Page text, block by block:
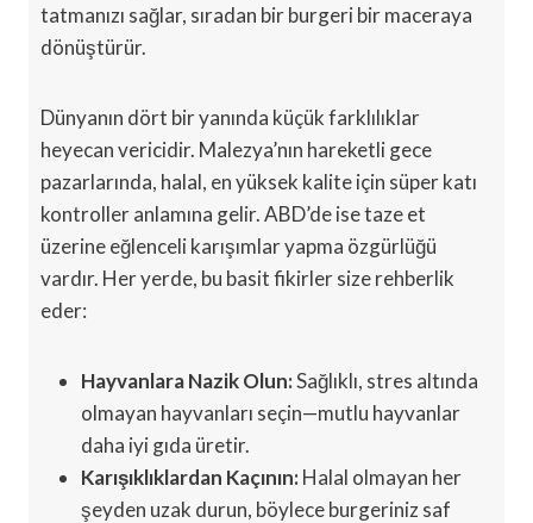
tatmanızı sağlar, sıradan bir burgeri bir maceraya
dönüştürür.
Dünyanın dört bir yanında küçük farklılıklar
heyecan vericidir. Malezya’nın hareketli gece
pazarlarında, halal, en yüksek kalite için süper katı
kontroller anlamına gelir. ABD’de ise taze et
üzerine eğlenceli karışımlar yapma özgürlüğü
vardır. Her yerde, bu basit fikirler size rehberlik
eder:
Hayvanlara Nazik Olun:Sağlıklı, stres altında
olmayan hayvanları seçin—mutlu hayvanlar
daha iyi gıda üretir.
Karışıklıklardan Kaçının:Halal olmayan her
şeyden uzak durun, böylece burgeriniz saf